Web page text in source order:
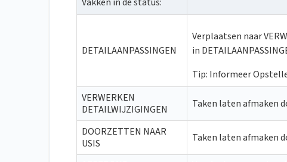
DETAILAANPASSINGEN
Verplaatsen naar
in
Tip: Informeer
VERWERKEN
DETAILWIJZIGINGEN
Taken laten afmaken
DOORZETTEN NAAR
USIS
Taken laten afmaken